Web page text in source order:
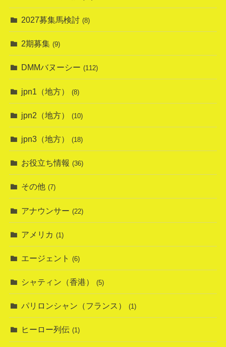
2027募集馬検討 (8)
2期募集 (9)
DMMバヌーシー (112)
jpn1（地方） (8)
jpn2（地方） (10)
jpn3（地方） (18)
お役立ち情報 (36)
その他 (7)
アナウンサー (22)
アメリカ (1)
エージェント (6)
シャティン（香港） (5)
パリロンシャン（フランス） (1)
ヒーロー列伝 (1)